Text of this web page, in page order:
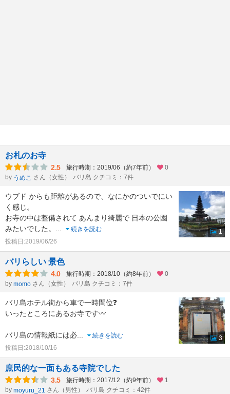
お札のお寺
2.5 旅行時期：2019/06（約7年前）
0
by うめこ さん（女性） バリ島 クチコミ：7件
ウブド からも距離があるので、なにかのついでにい
く感じ。
お寺の中は整備されて あんまり綺麗で 日本の公園
みたいでした。
続きを読む
投稿日:2019/06/26
1
バリらしい 景色
4.0 旅行時期：2018/10（約8年前）
0
by momo さん（女性） バリ島 クチコミ：7件
バリ島ホテル街から車で一時間位❓
いったところにあるお寺です〰️
バリ島の情報紙には必
続きを読む
投稿日:2018/10/16
3
庶民的な一面もある寺院でした
3.5 旅行時期：2017/12（約9年前）
1
by moyuru_21 さん（男性） バリ島 クチコミ：42件